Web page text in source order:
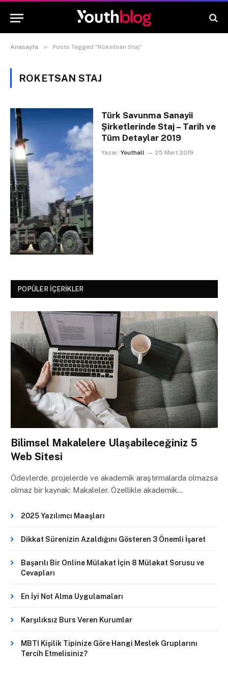
Anasayfa » Posts Tagged "Roketsan Staj"
ROKETSAN STAJ
Türk Savunma Sanayii
Şirketlerinde Staj – Tarih ve
Tüm Detaylar 2019
Yazar: Youthall 25 Mart 2019
POPÜLER İÇERIKLER
Bilimsel Makalelere Ulaşabileceğiniz 5
Web Sitesi
Ödevlerde, projelerde ve akademik araştırmalarda olmazsa
olmaz bir kaynak: Makaleler. Özellikle akademik…
2025 Yazılımcı Maaşları
Dikkat Sürenizin Azaldığını Gösteren 3 Önemli İşaret
Başarılı Bir Online Mülakat İçin 8 Mülakat Sorusu ve
Cevapları
En İyi Not Alma Uygulamaları
Karşılıksız Burs Veren Kurumlar
MBTI Kişilik Tipinize Göre Hangi Meslek Gruplarını
Tercih Etmelisiniz?